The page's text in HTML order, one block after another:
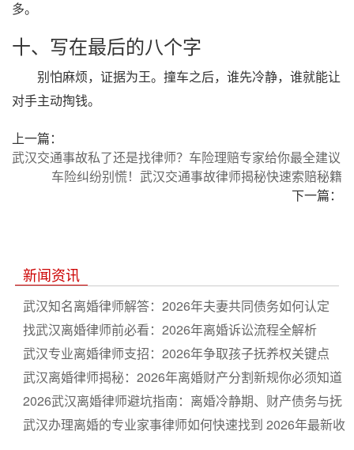
多。
十、写在最后的八个字
别怕麻烦，证据为王。撞车之后，谁先冷静，谁就能让
对手主动掏钱。
上一篇：
武汉交通事故私了还是找律师？车险理赔专家给你最全建议
车险纠纷别慌！武汉交通事故律师揭秘快速索赔秘籍
下一篇：
新闻资讯
武汉知名离婚律师解答：2026年夫妻共同债务如何认定
找武汉离婚律师前必看：2026年离婚诉讼流程全解析
武汉专业离婚律师支招：2026年争取孩子抚养权关键点
武汉离婚律师揭秘：2026年离婚财产分割新规你必须知道
2026武汉离婚律师避坑指南：离婚冷静期、财产债务与抚
养权纠纷一站通
武汉办理离婚的专业家事律师如何快速找到 2026年最新收